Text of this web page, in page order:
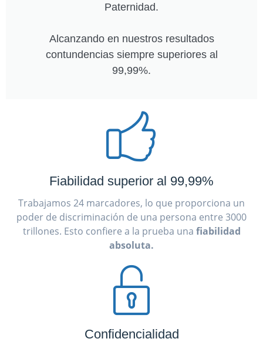
Paternidad.
Alcanzando en nuestros resultados
contundencias siempre superiores al
99,99%.
Fiabilidad superior al 99,99%
Trabajamos 24 marcadores, lo que proporciona un
poder de discriminación de una persona entre 3000
trillones. Esto confiere a la prueba una fiabilidad
absoluta.
Confidencialidad